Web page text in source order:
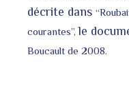
décrite dans
courantes”, le
Boucault de 2008.